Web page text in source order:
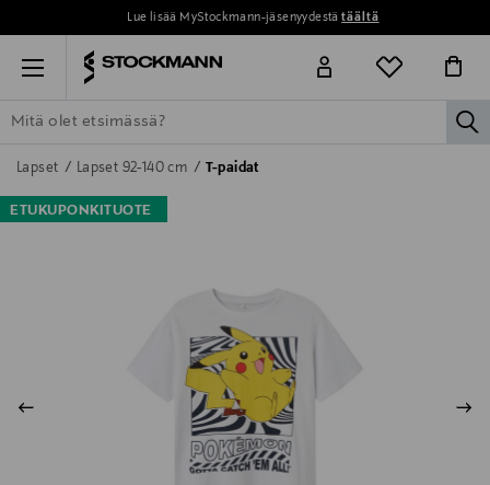
Lue lisää MyStockmann-jäsenyydestätäältä
Menu
ETSI KAIKKI NAISET MIEHET
Lapset Lapset 92-140 cm T-paidat
ETUKUPONKITUOTE